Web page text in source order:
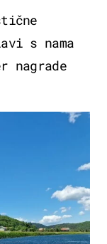
s nama
nagrade